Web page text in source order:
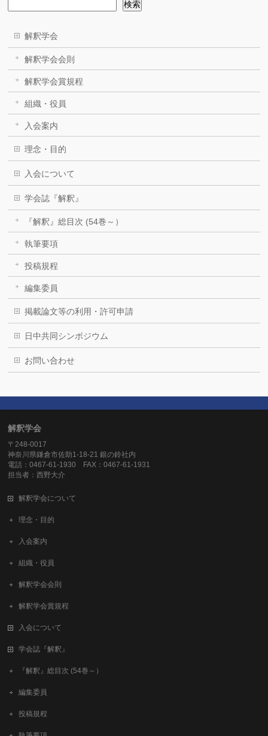
検索
解釈学会
解釈学会会則
解釈学会賞規程
組織・役員
入会案内
理念・目的
入会について
学会誌『解釈』
『解釈』総目次 (54巻～）
執筆要項
投稿規程
編集委員
掲載論文等の利用・許可申請
日中共同シンポジウム
お問い合わせ
解釈学会
〒248-0017
神奈川県鎌倉市佐助1-18-21 銀の鈴社内
電話：0467-61-1930 FAX：0467-61-1931
担当者：西野大介
解釈学会について
理念・目的
入会案内
組織・役員
解釈学会会則
解釈学会賞規程
入会について
学会誌『解釈』
『解釈』総目次 (54巻～）
編集委員
投稿規程